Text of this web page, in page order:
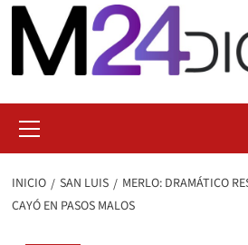
primario
INICIO SAN LUIS
MERLO: DRAMÁTICO
CAYÓ EN PASOS MALOS